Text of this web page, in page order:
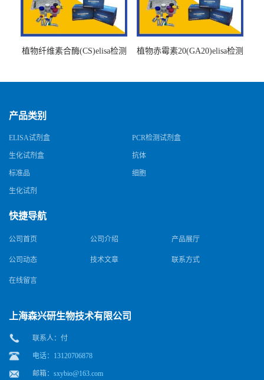
植物纤维素合酶(CS)elisa检测
植物赤霉素20(GA20)elisa检测
产品类别
ELISA试剂盒 PCR检测试剂盒
生化试剂盒 抗体
标准品 细胞
生化试剂
快捷导航
公司首页 公司介绍 产品展厅
公司动态 技术文章 联系方式
在线留言
上海森兴研生物技术有限公司
联系人：付
电话：13120706878
邮箱： sxybio@163.com